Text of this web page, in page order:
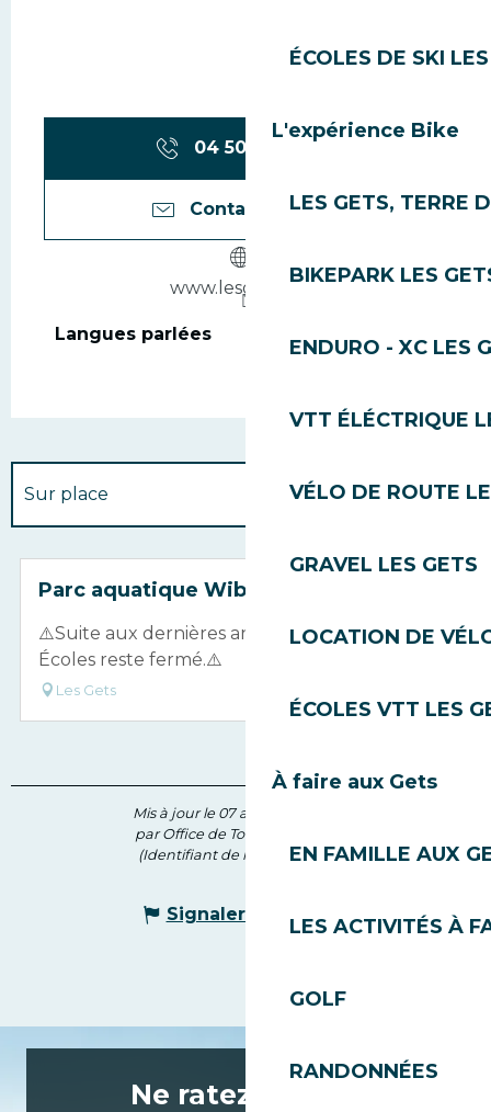
ÉCOLES DE SKI
L'expérience Bike
LES GETS, TERRE
BIKEPARK LES
ENDURO - XC LES
VTT ÉLÉCTRIQUE
VÉLO DE ROUTE
GRAVEL LES GETS
LOCATION DE
ÉCOLES VTT LES
À faire aux Gets
EN FAMILLE AUX
LES ACTIVITÉS À
GOLF
RANDONNÉES
04 50 79 81 ▒▒
Contactez-nous
www.lesgets.com
Langues parlées
Langues parlées
Sur place
En lien avec
Parc aquatique Wibit
⚠️Suite aux dernières analyses, le Lac des
Écoles reste fermé.⚠️
Les Gets
Mis à jour le 07 août 2026 à 10:46
par Office de Tourisme des Gets
(Identifiant de l'offre :
7753643)
Signaler une erreur
Ne ratez rien de